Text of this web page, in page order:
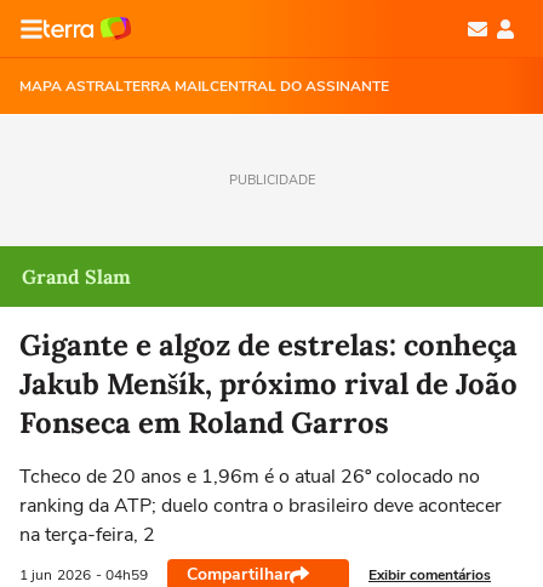
MAPA ASTRALTERRA MAILCENTRAL DO ASSINANTE
PUBLICIDADE
Grand Slam
Gigante e algoz de estrelas: conheça
Jakub Menšík, próximo rival de João
Fonseca em Roland Garros
Tcheco de 20 anos e 1,96m é o atual 26º colocado no
ranking da ATP; duelo contra o brasileiro deve acontecer
na terça-feira, 2
1 jun 2026 - 04h59 Compartilhar Exibir comentários